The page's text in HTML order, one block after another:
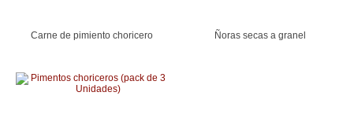
Carne de pimiento choricero Ñoras secas a granel